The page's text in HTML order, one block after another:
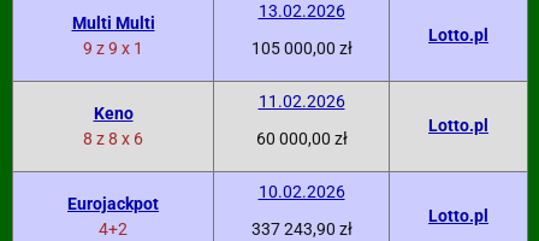
Multi Multi
9 z 9 x 1
13.02.2026
105 000,00 zł
Lotto.pl
Keno
8 z 8 x 6
11.02.2026
60 000,00 zł
Lotto.pl
Eurojackpot
4+2
10.02.2026
337 243,90 zł
Lotto.pl